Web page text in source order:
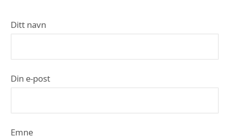
Ditt navn
Din e-post
Emne